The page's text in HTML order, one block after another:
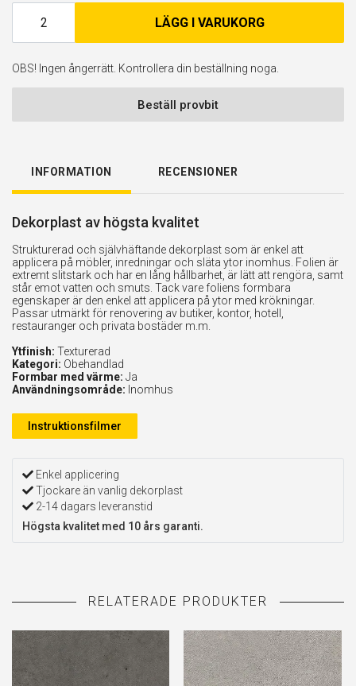
LÄGG I VARUKORG
OBS! Ingen ångerrätt. Kontrollera din beställning noga.
Beställ provbit
INFORMATION RECENSIONER
Dekorplast av högsta kvalitet
Strukturerad och självhäftande dekorplast som är enkel att
applicera på möbler, inredningar och släta ytor inomhus. Folien är
extremt slitstark och har en lång hållbarhet, är lätt att rengöra, samt
står emot vatten och smuts. Tack vare foliens formbara
egenskaper är den enkel att applicera på ytor med krökningar.
Passar utmärkt för renovering av butiker, kontor, hotell,
restauranger och privata bostäder m.m.
Ytfinish: Texturerad
Kategori: Obehandlad
Formbar med värme: Ja
Användningsområde: Inomhus
Instruktionsfilmer
Enkel applicering
Tjockare än vanlig dekorplast
2-14 dagars leveranstid
Högsta kvalitet med 10 års garanti.